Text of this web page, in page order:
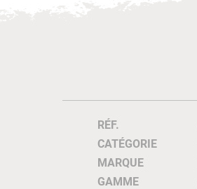
RÉF.
CATÉGORIE
MARQUE
GAMME